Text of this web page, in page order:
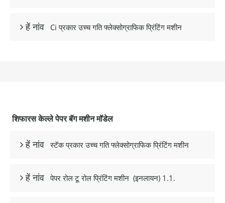
 हें नांव Ci प्रकार उच्च गति फ्लेक्सोग्राफिक प्रिंटिंग मशीन
शिफारस केल्ले पेपर बॅग मशीन मॉडेल
 हें नांव स्टॅक प्रकार उच्च गति फ्लेक्सोग्राफिक प्रिंटिंग मशीन
 हें नांव पेपर रोल टू रोल प्रिंटिंग मशीन (इनलायन) 1.1.